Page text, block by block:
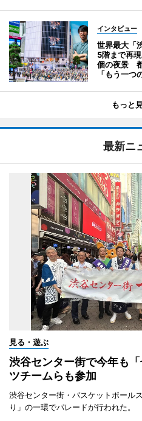
インタビュー
世界最大「
5階まで再
個の夜景
「もう一つ
もっと
最新ニ
見る・遊ぶ
渋谷センター街で今年も
ツチームらも参加
渋谷センター街・バスケットボール
り」の一環でパレードが行われた。